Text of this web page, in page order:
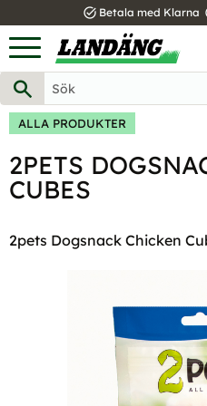
Meny
task_alt Betala med Klarna
ALLA PRODUKTER
2PETS
CUBES
2pets Dogsnack Chicken